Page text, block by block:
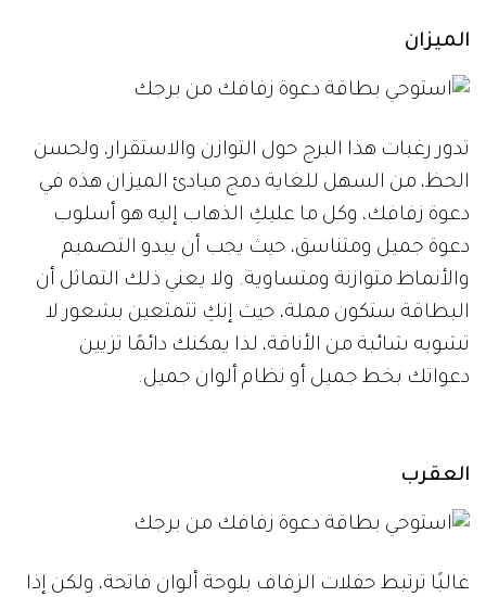
الميزان
تدور رغبات هذا البرج حول التوازن والاستقرار، ولحسن
الحظ، من السهل للغاية دمج مبادئ الميزان هذه في
دعوة زفافك، وكل ما عليكِ الذهاب إليه هو أسلوب
دعوة جميل ومتناسق، حيث يجب أن يبدو التصميم
والأنماط متوازنة ومتساوية. ولا يعني ذلك التماثل أن
البطاقة ستكون مملة، حيث إنكِ تتمتعين بشعور لا
تشوبه شائبة من الأناقة، لذا يمكنك دائمًا تزيين
دعواتك بخط جميل أو نظام ألوان جميل.
العقرب
غالبًا ترتبط حفلات الزفاف بلوحة ألوان فاتحة، ولكن إذا